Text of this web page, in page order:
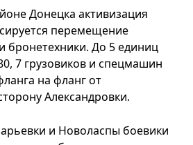
Донецка активизация
перемещение
бронетехники. До 5 единиц
7 грузовиков и спецмашин
на фланг от
Александровки.
и Новоласпы боевики